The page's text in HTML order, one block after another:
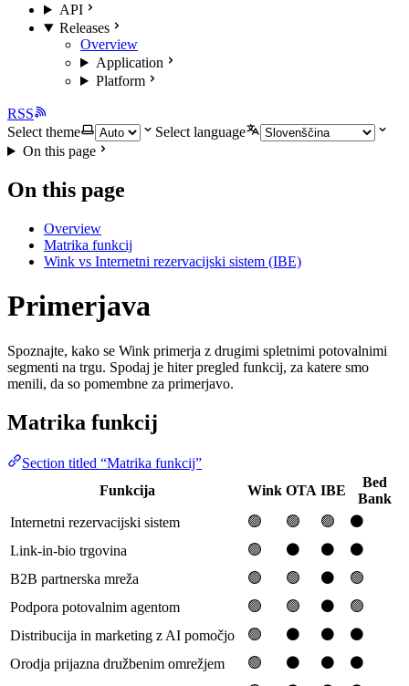
API
Releases
Overview
Application
Platform
RSS
Select theme
Select language
On this page
On this page
Overview
Matrika funkcij
Wink vs Internetni rezervacijski sistem (IBE)
Primerjava
Spoznajte, kako se Wink primerja z drugimi spletnimi potovalnimi
segmenti na trgu. Spodaj je hiter pregled funkcij, za katere smo
menili, da so pomembne za primerjavo.
Matrika funkcij
Section titled “Matrika funkcij”
Funkcija
Wink OTA IBE
Bed
Bank
Internetni rezervacijski sistem
🟢 🟢 🟢
⚫️
Link-in-bio trgovina
🟢 ⚫️ ⚫️
⚫️
B2B partnerska mreža
🟢 🟢 ⚫️
🟢
Podpora potovalnim agentom
🟢 🟢 ⚫️
🟢
Distribucija in marketing z AI pomočjo
🟢 ⚫️ ⚫️
⚫️
Orodja prijazna družbenim omrežjem
🟢 ⚫️ ⚫️
⚫️